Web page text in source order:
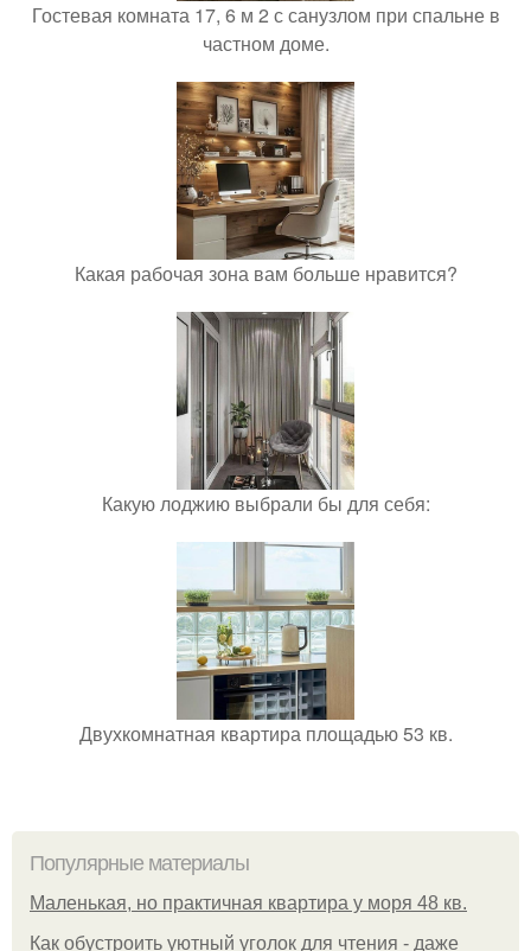
Гостевая комната 17, 6 м 2 с санузлом при спальне в
частном доме.
Какая рабочая зона вам больше нравится?
Какую лоджию выбрали бы для себя:
Двухкомнатная квартира площадью 53 кв.
Популярные материалы
Маленькая, но практичная квартира у моря 48 кв.
Как обустроить уютный уголок для чтения - даже